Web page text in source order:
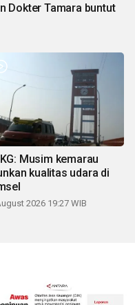
Dokter Tamara buntut
Musim kemarau
kualitas udara di
2026 19:27 WIB